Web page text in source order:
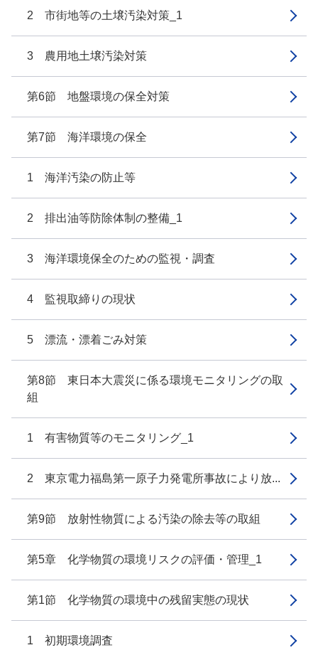
2 市街地等の土壌汚染対策_1
3 農用地土壌汚染対策
第6節 地盤環境の保全対策
第7節 海洋環境の保全
1 海洋汚染の防止等
2 排出油等防除体制の整備_1
3 海洋環境保全のための監視・調査
4 監視取締りの現状
5 漂流・漂着ごみ対策
第8節 東日本大震災に係る環境モニタリングの取
組
1 有害物質等のモニタリング_1
2 東京電力福島第一原子力発電所事故により放...
第9節 放射性物質による汚染の除去等の取組
第5章 化学物質の環境リスクの評価・管理_1
第1節 化学物質の環境中の残留実態の現状
1 初期環境調査